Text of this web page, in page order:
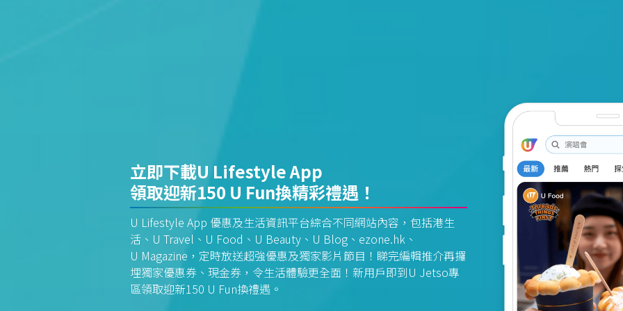
立即下載U Lifestyle App
領取迎新150 U Fun換精彩禮遇！
U Lifestyle App 優惠及生活資訊平台綜合不同網站內容，包括港生
活、U Travel、U Food、U Beauty、U Blog、ezone.hk、
U Magazine，定時放送超強優惠及獨家影片節目！睇完編輯推介再攞
埋獨家優惠券、現金券，令生活體驗更全面！新用戶即到U Jetso專
區領取迎新150 U Fun換禮遇。